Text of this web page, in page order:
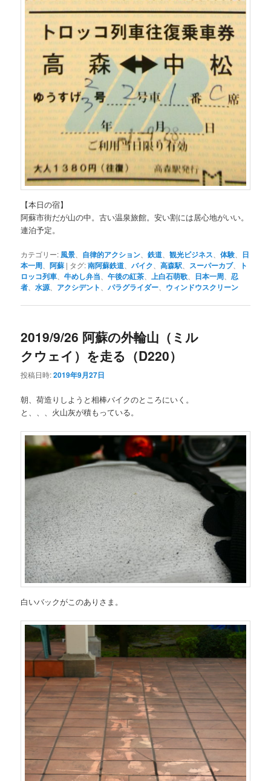
【本日の宿】
阿蘇市街だが山の中。古い温泉旅館。安い割には居心地がいい。
連泊予定。
カテゴリー: 風景 自律的アクション 、鉄道 、観光ビジネス 、体験
日
本一周 、阿蘇 | タグ:南阿蘇鉄道 、バイク 、高森駅 スーパーカブ、
ト
ロッコ列車 、牛めし弁当 、午後の紅茶 上白石萌歌 日本一周 、忍
者 、水源 アクシデント 、パラグライダー ウィンドウスクリーン
2019/9/26 阿蘇の外輪山（ミル
クウェイ）を走る（D220）
投稿日時:2019年9月27日
朝、荷造りしようと相棒バイクのところにいく。
と、、、火山灰が積もっている。
白いバックがこのありさま。